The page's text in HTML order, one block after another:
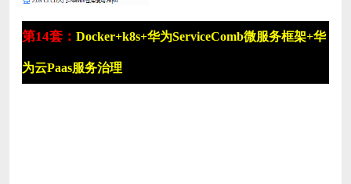
第14套： Docker+k8s+华为ServiceComb微服务框架+华
为云Paas服务治理